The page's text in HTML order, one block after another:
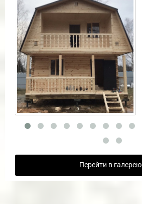
Перейти в галерею